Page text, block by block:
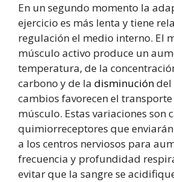
En un segundo momento la
ejercicio es más lenta y tiene
regulación el medio interno. El
músculo activo produce un
temperatura, de la
carbono y de la disminucióndel
cambios favorecen el
músculo. Estas variaciones son
quimiorreceptores que
a los centros nerviosos para
frecuencia y profundidad
evitar que la sangre se